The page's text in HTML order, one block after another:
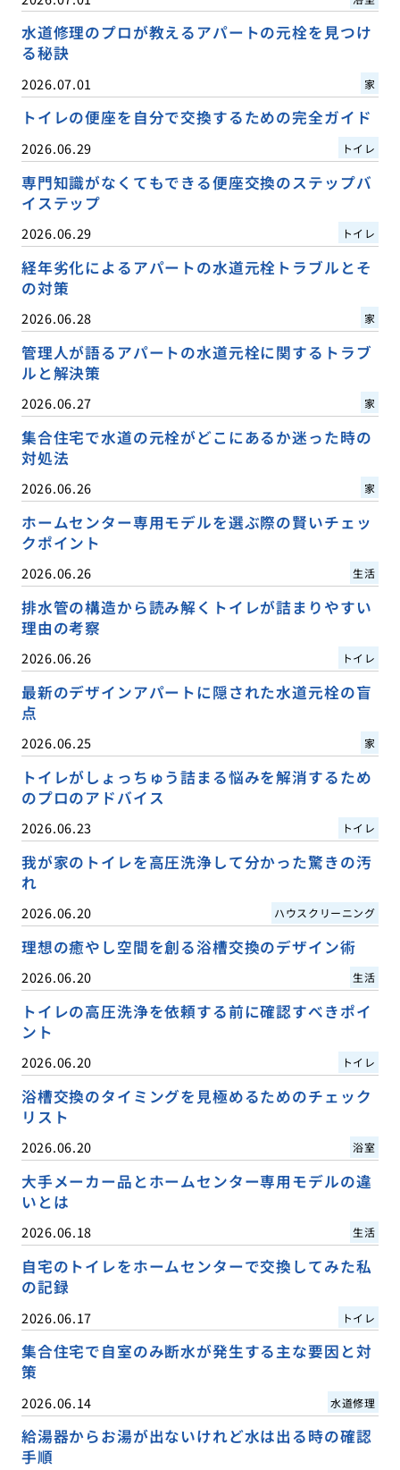
水道修理のプロが教えるアパートの元栓を見つけ
る秘訣
2026.07.01 家
トイレの便座を自分で交換するための完全ガイド
2026.06.29 トイレ
専門知識がなくてもできる便座交換のステップバ
イステップ
2026.06.29 トイレ
経年劣化によるアパートの水道元栓トラブルとそ
の対策
2026.06.28 家
管理人が語るアパートの水道元栓に関するトラブ
ルと解決策
2026.06.27 家
集合住宅で水道の元栓がどこにあるか迷った時の
対処法
2026.06.26 家
ホームセンター専用モデルを選ぶ際の賢いチェッ
クポイント
2026.06.26 生活
排水管の構造から読み解くトイレが詰まりやすい
理由の考察
2026.06.26 トイレ
最新のデザインアパートに隠された水道元栓の盲
点
2026.06.25 家
トイレがしょっちゅう詰まる悩みを解消するため
のプロのアドバイス
2026.06.23 トイレ
我が家のトイレを高圧洗浄して分かった驚きの汚
れ
2026.06.20 ハウスクリーニング
理想の癒やし空間を創る浴槽交換のデザイン術
2026.06.20 生活
トイレの高圧洗浄を依頼する前に確認すべきポイ
ント
2026.06.20 トイレ
浴槽交換のタイミングを見極めるためのチェック
リスト
2026.06.20 浴室
大手メーカー品とホームセンター専用モデルの違
いとは
2026.06.18 生活
自宅のトイレをホームセンターで交換してみた私
の記録
2026.06.17 トイレ
集合住宅で自室のみ断水が発生する主な要因と対
策
2026.06.14 水道修理
給湯器からお湯が出ないけれど水は出る時の確認
手順